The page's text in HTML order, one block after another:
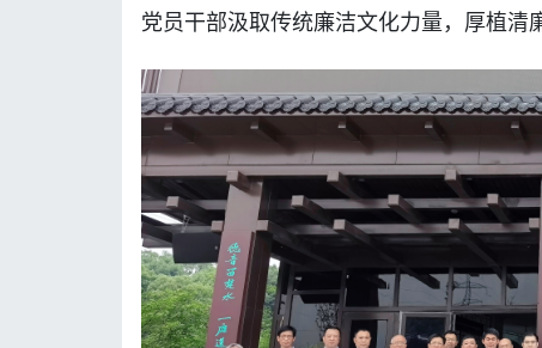
党员干部汲取传统廉洁文化力量，厚植清